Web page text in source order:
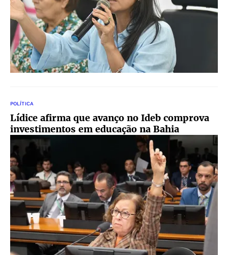
POLÍTICA
Lídice afirma que avanço no Ideb comprova
investimentos em educação na Bahia